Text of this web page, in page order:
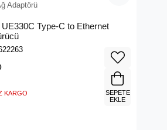
Adaptörü
Type-C to Ethernet
KARGO
SEPETE
EKLE